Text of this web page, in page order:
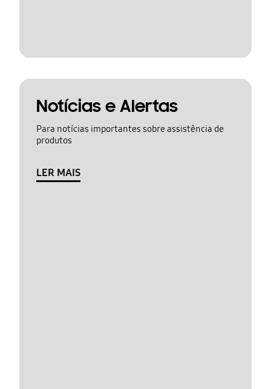
Notícias e Alertas
Para notícias importantes sobre assistência de
produtos
LER MAIS